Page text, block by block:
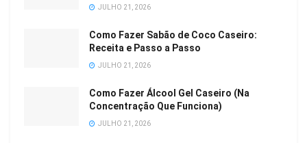
JULHO 21, 2026
Como Fazer Sabão de Coco Caseiro:
Receita e Passo a Passo
JULHO 21, 2026
Como Fazer Álcool Gel Caseiro (Na
Concentração Que Funciona)
JULHO 21, 2026